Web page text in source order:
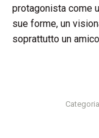
protagonista come
sue forme, un
soprattutto un